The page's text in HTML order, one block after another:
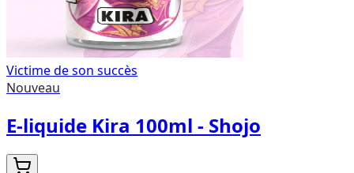
Victime de son succès
Nouveau
E-liquide Kira 100ml - Shojo